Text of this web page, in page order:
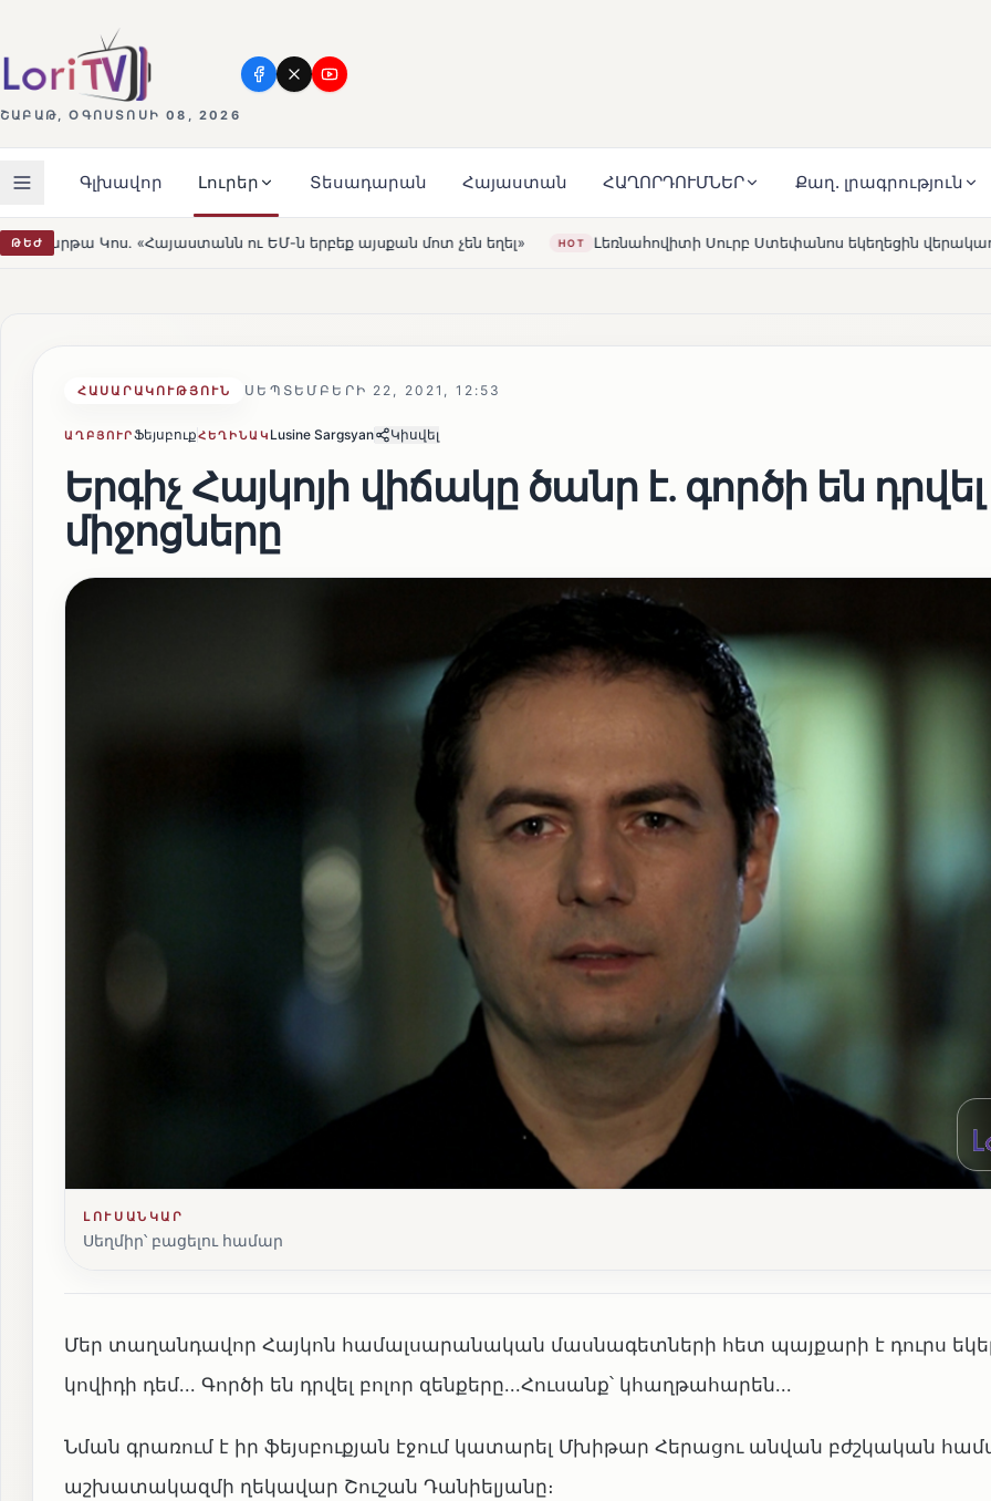
ՇԱԲԱԹ, ՕԳՈՍՏՈՍԻ 08, 2026
Գլխավոր Լուրեր Տեսադարան Հայաստան ՀԱՂՈՐԴՈՒՄՆԵՐ Քաղ. լրագրություն
ԹԵԺու ԵՄ-ն երբեք այսքան մոտ չեն եղել» HOT Լեռնահովիտի Սուրբ Ստեփանոս եկեղեցին վերակառուցվել է Կարապետյան
ՀԱՍԱՐԱԿՈՒԹՅՈՒՆ ՍԵՊՏԵՄԲԵՐԻ 22, 2021, 12:53
ԱՂԲՅՈՒՐՖեյսբուքՀԵՂԻՆԱԿ Lusine Sargsyan Կիսվել
Երգիչ Հայկոյի վիճակը ծանր է. գործի են դրվել
միջոցները
ԼՈՒՍԱՆԿԱՐ
Սեղմիր՝ բացելու համար
Մեր տաղանդավոր Հայկոն համալսարանական մասնագետների հետ պայքարի է դուրս
կովիդի դեմ․․․ Գործի են դրվել բոլոր զենքերը․․․Հուսանք՝ կհաղթահարեն․․․
Նման գրառում է իր ֆեյսբուքյան էջում կատարել Մխիթար Հերացու անվան բժշկական
աշխատակազմի ղեկավար Շուշան Դանիելյանը։